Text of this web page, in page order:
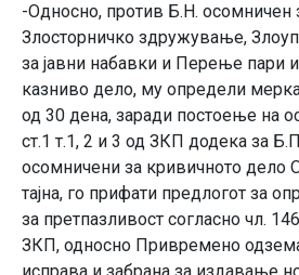
-Односно, против Б.Н. осомничен
Злосторничко здружување,
за јавни набавки и Перење пари
казниво дело, му определи
од 30 дена, заради постоење на
ст.1 т.1, 2 и 3 од ЗКП додека за
осомничени за кривичното дело
тајна, го прифати предлогот за
за претпазливост согласно чл.
ЗКП, односно Привремено